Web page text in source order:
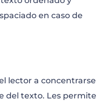
en caso de
lector a concentrarse
del texto. Les permite